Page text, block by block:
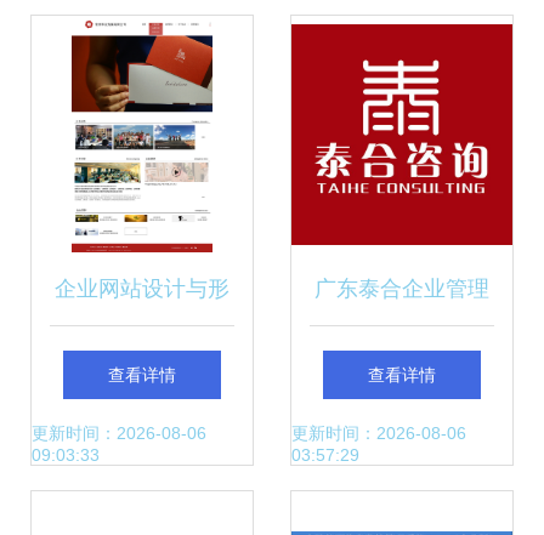
册包装赋能成长
企业网站设计与形
象策划 打造数字时
代企业“门面”
查看详情
更新时间：2026-08-06
09:03:33
广东泰合企业管理
咨询 以企业形象策
划驱动品牌价值跃
查看详情
更新时间：2026-08-06
03:57:29